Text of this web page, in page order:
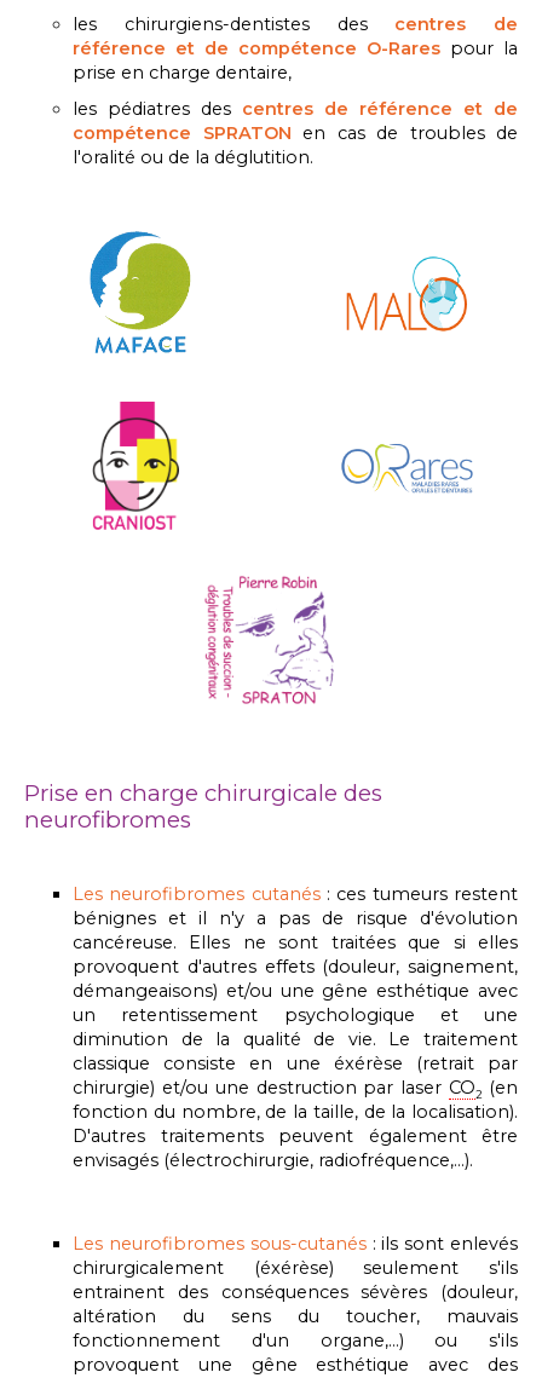
les chirurgiens-dentistes des centres de
référence et de compétence O-Rares pour la
prise en charge dentaire,
les pédiatres des centres de référence et de
compétence SPRATON en cas de troubles de
l'oralité ou de la déglutition.
Prise en charge chirurgicale des
neurofibromes
Les neurofibromes cutanés: ces tumeurs restent
bénignes et il n'y a pas de risque d'évolution
cancéreuse. Elles ne sont traitées que si elles
provoquent d'autres effets (douleur, saignement,
démangeaisons) et/ou une gêne esthétique avec
un retentissement psychologique et une
diminution de la qualité de vie. Le traitement
classique consiste en une éxérèse (retrait par
chirurgie) et/ou une destruction par laser CO2
(en
fonction du nombre, de la taille, de la localisation).
D'autres traitements peuvent également être
envisagés (électrochirurgie, radiofréquence,...).
Les neurofibromes sous-cutanés: ils sont enlevés
chirurgicalement (éxérèse) seulement s'ils
entrainent des conséquences sévères (douleur,
altération du sens du toucher, mauvais
fonctionnement d'un organe,...) ou s'ils
provoquent une gêne esthétique avec des